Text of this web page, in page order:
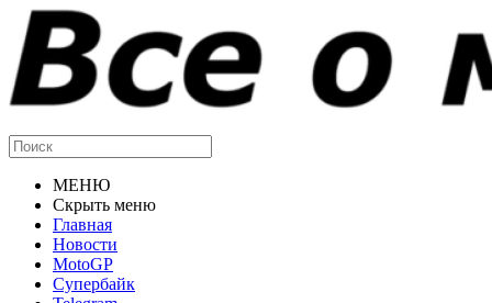
МЕНЮ
Скрыть меню
Главная
Новости
MotoGP
Супербайк